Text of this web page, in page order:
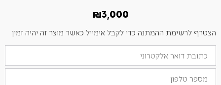
₪3,000
הצטרף לרשימת ההמתנה כדי לקבל אימייל כאשר מוצר זה יהיה זמין
הזן
את
כתובת
הדוא"ל
שלך
מספר
טלפון